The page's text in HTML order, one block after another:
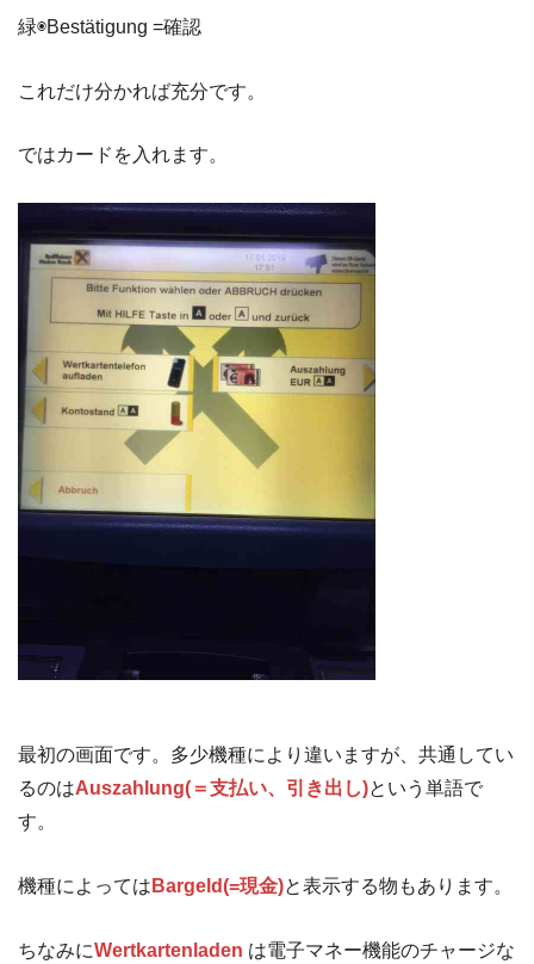
緑◉Bestätigung =確認
これだけ分かれば充分です。
ではカードを入れます。
最初の画面です。多少機種により違いますが、共通してい
るのはAuszahlung(＝支払い、引き出し)という単語で
す。
機種によっては Bargeld(=現金)と表示する物もあります。
ちなみにWertkartenladen は電子マネー機能のチャージな